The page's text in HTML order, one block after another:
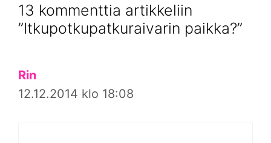
13 kommenttia artikkeliin
”Itkupotkupatkuraivarin paikka?”
Rin
12.12.2014 klo 18:08